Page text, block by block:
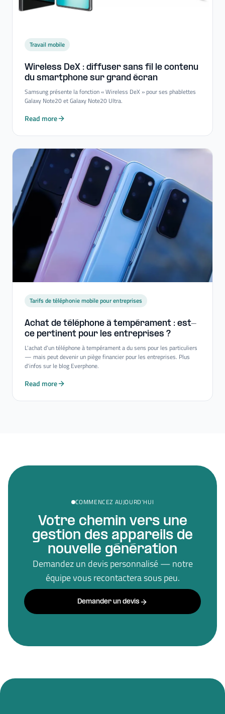
Travail mobile
Wireless DeX : diffuser sans fil le contenu
du smartphone sur grand écran
Samsung présente la fonction « Wireless DeX » pour ses phablettes
Galaxy Note20 et Galaxy Note20 Ultra.
Read more
Tarifs de téléphonie mobile pour entreprises
Achat de téléphone à tempérament : est-​
ce pertinent pour les entreprises ?
L'achat d'un téléphone à tempérament a du sens pour les particuliers
— mais peut devenir un piège financier pour les entreprises. Plus
d'infos sur le blog Everphone.
Read more
COMMENCEZ AUJOURD'HUI
Votre chemin vers une
gestion des appareils de
nouvelle génération
Demandez un devis personnalisé — notre
équipe vous recontactera sous peu.
Demander un devis